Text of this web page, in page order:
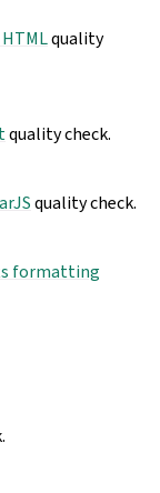
quality
quality check.
quality check.
formatting